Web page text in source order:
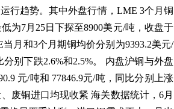
行趋势。其中外盘行情，LME 3个月铜
为7月25日下探至8900美元/吨，收盘于
月和3个月期铜均价分别为9393.2美元/
别下跌2.6%和2.5%。 内盘沪铜与外盘
元/吨和 77846.9元/吨，同比分别上涨
废铜进口均现收紧 海关数据统计，6月